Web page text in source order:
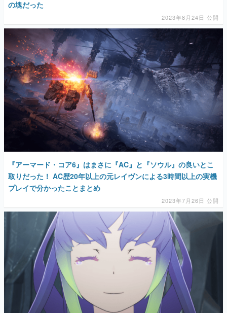
の塊だった
2023年8月24日 公開
『アーマード・コア6』はまさに『AC』と『ソウル』の良いとこ
取りだった！ AC歴20年以上の元レイヴンによる3時間以上の実機
プレイで分かったことまとめ
2023年7月26日 公開